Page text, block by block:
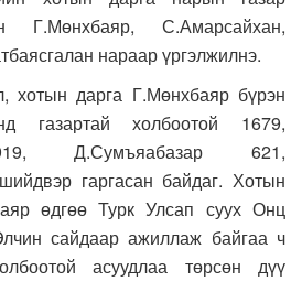
Г.Мөнхбаяр, С.Амарсайхан,
нараар үргэлжилнэ.
дарга Г.Мөнхбаяр бүрэн
газартай холбоотой 1679,
Д.Сумъяабазар 621,
гаргасан байдаг. Хотын
өдгөө Турк Улсап суух Онц
сайдаар ажиллаж байгаа ч
асуудлаа төрсөн дүү